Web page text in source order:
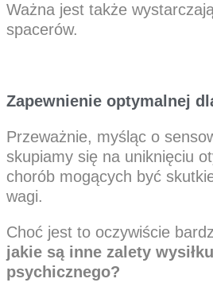
Ważna jest także
spacerów.
Zapewnienie optymalnej
Przeważnie, myśląc o
skupiamy się na uniknięciu
chorób mogących być
wagi.
Choć jest to oczywiście
jakie są inne zalety
psychicznego?